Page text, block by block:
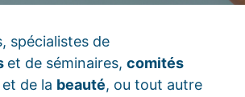
spécialistes de
et de séminaires, comités
et de la beauté, ou tout autre